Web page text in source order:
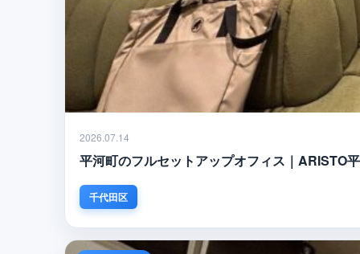
2026.07.14
平河町のフルセットアップオフィス｜ARISTO
千代田区